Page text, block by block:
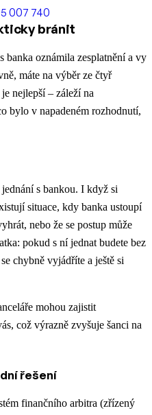
007 740
bránit
banka oznámila zesplatnění a vy
máte na výběr ze čtyř
nejlepší – záleží na
bylo v napadeném rozhodnutí,
s bankou. I když si
situace, kdy banka ustoupí
nebo že se postup může
pokud s ní jednat budete bez
chybně vyjádříte a ještě si
mohou zajistit
což výrazně zvyšuje šanci na
řešení
finančního arbitra (zřízený